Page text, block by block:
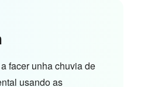
facer unha chuvia de
usando as